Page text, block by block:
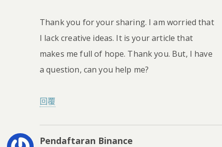
Thank you for your sharing. I am worried that
I lack creative ideas. It is your article that
makes me full of hope. Thank you. But, I have
a question, can you help me?
回覆
Pendaftaran Binance